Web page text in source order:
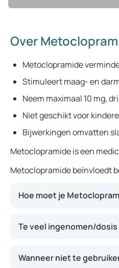
Over
Metoclopramide
Stimuleert maag- en
Neem maximaal 10 mg,
Niet geschikt voor
Bijwerkingen omvatten
Metoclopramide is een
Metoclopramide beïnvloedt
Hoe moet je
Te veel ingenomen/
Wanneer niet te